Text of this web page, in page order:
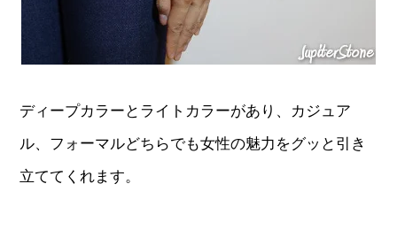
ディープカラーとライトカラーがあり、カジュア
ル、フォーマルどちらでも女性の魅力をグッと引き
立ててくれます。